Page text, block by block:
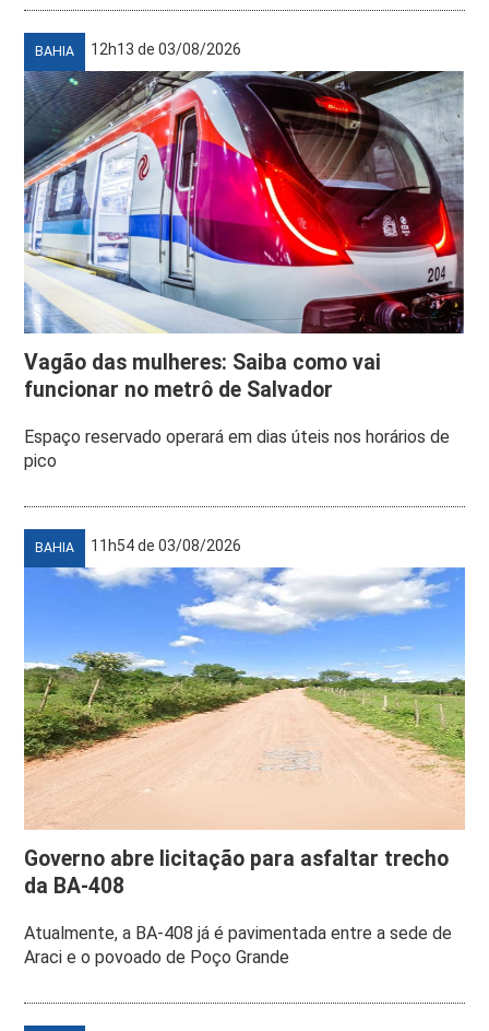
BAHIA 12h13 de 03/08/2026
Vagão das mulheres: Saiba como vai
funcionar no metrô de Salvador
Espaço reservado operará em dias úteis nos horários de
pico
BAHIA 11h54 de 03/08/2026
Governo abre licitação para asfaltar trecho
da BA-408
Atualmente, a BA-408 já é pavimentada entre a sede de
Araci e o povoado de Poço Grande